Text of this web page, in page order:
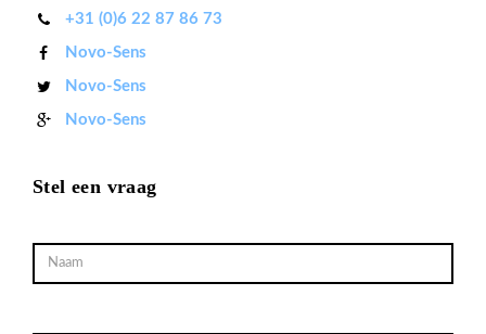
+31 (0)6 22 87 86 73
Novo-Sens
Novo-Sens
Novo-Sens
Stel een vraag